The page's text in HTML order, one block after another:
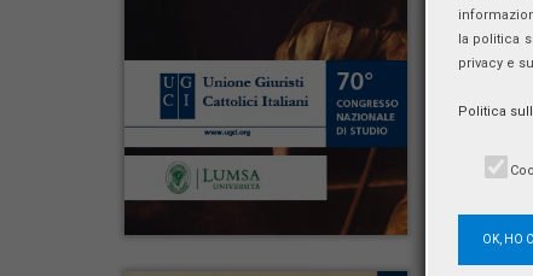
la politica
privacy e
Politica
OK, HO